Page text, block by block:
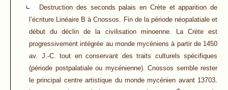
Destruction des seconds palais en Crète et apparition de
l’écriture Linéaire B à Cnossos. Fin de la période néopalatiale et
début du déclin de la civilisation minoenne. La Crète est
progressivement intégrée au monde mycéniens à partir de 1450
av. J.-C. tout en conservant des traits culturels spécifiques
(période postpalatiale ou mycénienne). Cnossos semble rester
le principal centre artistique du monde mycénien avant 13703.